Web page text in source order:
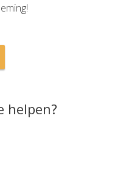
helpen?